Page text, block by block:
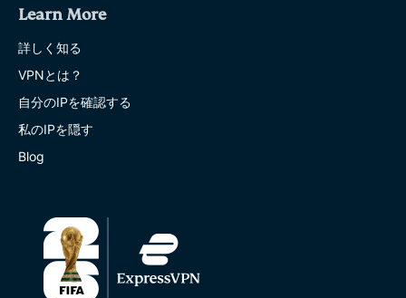
Learn More
詳しく知る
VPNとは？
自分のIPを確認する
私のIPを隠す
Blog